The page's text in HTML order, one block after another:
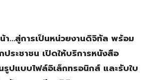
…สู่การเป็นหน่วยงานดิจิทัล พร้อม
ประชาชน เปิดให้บริการหนังสือ
ปแบบไฟล์อิเล็กทรอนิกส์ และรับใบ